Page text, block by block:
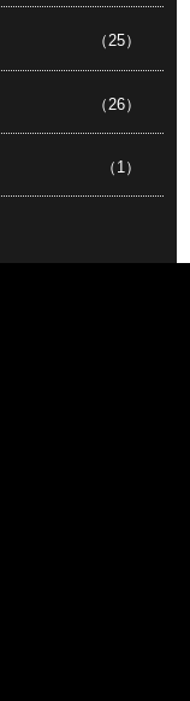
（25）
（26）
（1）